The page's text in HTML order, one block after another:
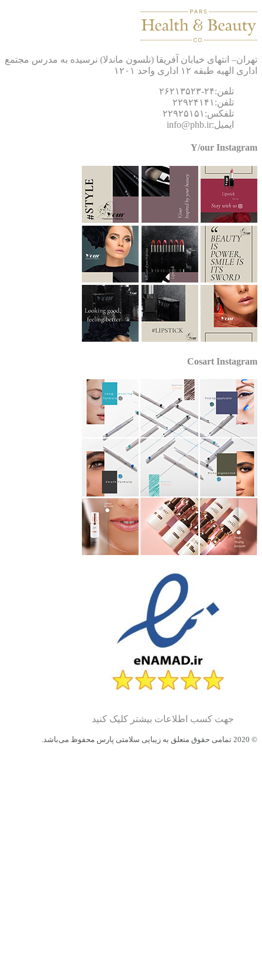
انتهای خیابان آفریقا (نلسون ماندلا) نرسیده به مدرس مجتمع
الهیه طبقه ۱۲ اداری واحد ۱۲۰۱
تلفن:۲۴-۲۶۲۱۳۵۲۳
تلفن:۲۲۹۲۴۱۴۱
تلفکس:۲۲۹۲۵۱۵۱
ایمیل:info@phb.ir
Y/our
Cosart
جهت کسب اطلاعات بیشتر کلیک کنید